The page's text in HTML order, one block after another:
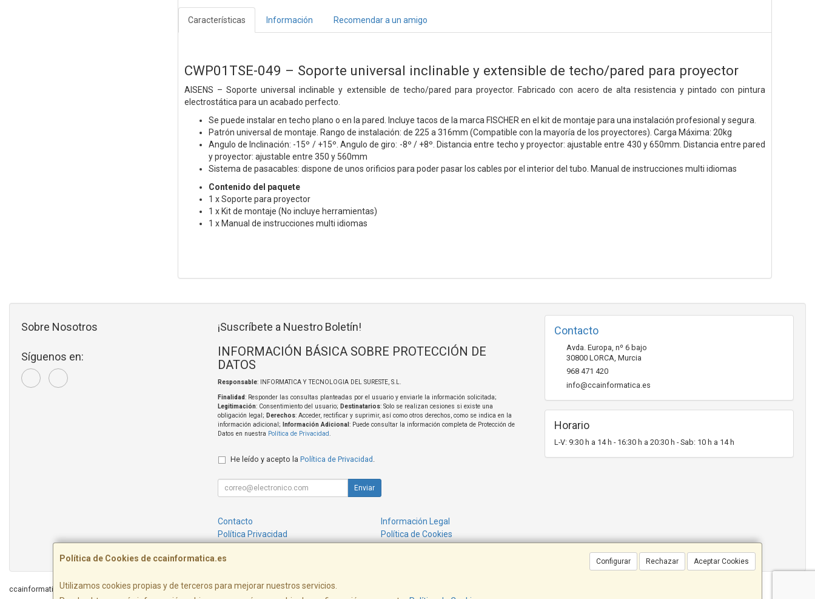
Características Información Recomendar a un amigo
CWP01TSE-049 – Soporte universal inclinable y extensible de techo/pared para proyector
AISENS – Soporte universal inclinable y extensible de techo/pared para proyector. Fabricado con acero de alta resistencia y pintado con pintura
electrostática para un acabado perfecto.
Se puede instalar en techo plano o en la pared. Incluye tacos de la marca FISCHER en el kit de montaje para una instalación profesional y segura.
Patrón universal de montaje. Rango de instalación: de 225 a 316mm (Compatible con la mayoría de los proyectores). Carga Máxima: 20kg
Angulo de Inclinación: -15º / +15º. Angulo de giro: -8º / +8º. Distancia entre techo y proyector: ajustable entre 430 y 650mm. Distancia entre pared
y proyector: ajustable entre 350 y 560mm
Sistema de pasacables: dispone de unos orificios para poder pasar los cables por el interior del tubo. Manual de instrucciones multi idiomas
Contenido del paquete
1 x Soporte para proyector
1 x Kit de montaje (No incluye herramientas)
1 x Manual de instrucciones multi idiomas
Política de Cookies de ccainformatica.es Configurar Rechazar Aceptar Cookies
Utilizamos cookies propias y de terceros para mejorar nuestros servicios.
Sobre Nosotros
Síguenos en:
¡Suscríbete a Nuestro Boletín!
INFORMACIÓN BÁSICA SOBRE PROTECCIÓN DE
DATOS
Responsable: INFORMATICA Y TECNOLOGIA DEL SURESTE, S.L.
Finalidad: Responder las consultas planteadas por el usuario y enviarle la información solicitada;
Legitimación: Consentimiento del usuario; Destinatarios: Solo se realizan cesiones si existe una
obligación legal; Derechos: Acceder, rectificar y suprimir, así como otros derechos, como se indica en la
información adicional;
Información Adicional : Puede consultar la información completa de Protección de
Datos en nuestra Política de Privacidad.
He leído y acepto la Política de Privacidad .
Enviar
Contacto
Información Legal
Política Privacidad
Política de Cookies
Contacto
Avda. Europa, nº 6 bajo
30800 LORCA, Murcia
968 471 420
info@ccainformatica.es
Horario
L-V: 9:30 h a 14 h - 16:30 h a 20:30 h - Sab: 10 h a 14 h
ccainformatica.es © 2026